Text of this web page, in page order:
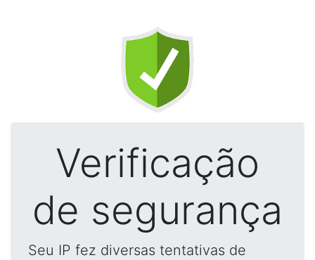
Verificação
de segurança
Seu IP fez diversas tentativas de